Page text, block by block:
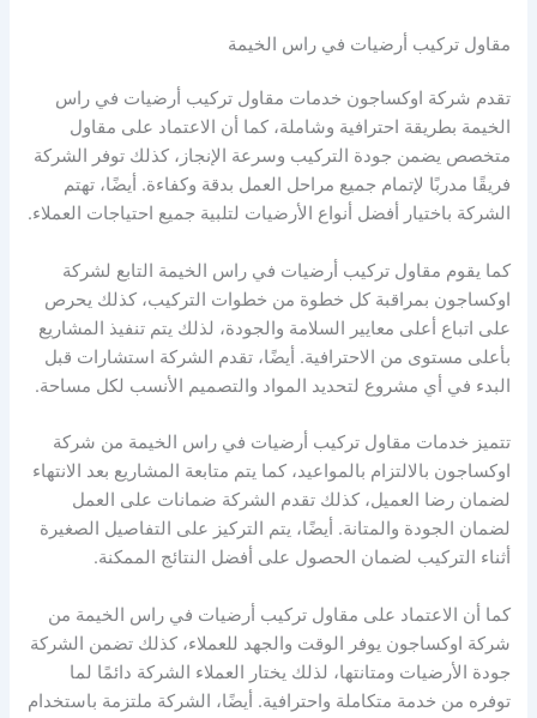
مقاول تركيب أرضيات في راس الخيمة
تقدم شركة اوكساجون خدمات مقاول تركيب أرضيات في راس
الخيمة بطريقة احترافية وشاملة، كما أن الاعتماد على مقاول
متخصص يضمن جودة التركيب وسرعة الإنجاز، كذلك توفر الشركة
فريقًا مدربًا لإتمام جميع مراحل العمل بدقة وكفاءة. أيضًا، تهتم
الشركة باختيار أفضل أنواع الأرضيات لتلبية جميع احتياجات العملاء.
كما يقوم مقاول تركيب أرضيات في راس الخيمة التابع لشركة
اوكساجون بمراقبة كل خطوة من خطوات التركيب، كذلك يحرص
على اتباع أعلى معايير السلامة والجودة، لذلك يتم تنفيذ المشاريع
بأعلى مستوى من الاحترافية. أيضًا، تقدم الشركة استشارات قبل
البدء في أي مشروع لتحديد المواد والتصميم الأنسب لكل مساحة.
تتميز خدمات مقاول تركيب أرضيات في راس الخيمة من شركة
اوكساجون بالالتزام بالمواعيد، كما يتم متابعة المشاريع بعد الانتهاء
لضمان رضا العميل، كذلك تقدم الشركة ضمانات على العمل
لضمان الجودة والمتانة. أيضًا، يتم التركيز على التفاصيل الصغيرة
أثناء التركيب لضمان الحصول على أفضل النتائج الممكنة.
كما أن الاعتماد على مقاول تركيب أرضيات في راس الخيمة من
شركة اوكساجون يوفر الوقت والجهد للعملاء، كذلك تضمن الشركة
جودة الأرضيات ومتانتها، لذلك يختار العملاء الشركة دائمًا لما
توفره من خدمة متكاملة واحترافية. أيضًا، الشركة ملتزمة باستخدام